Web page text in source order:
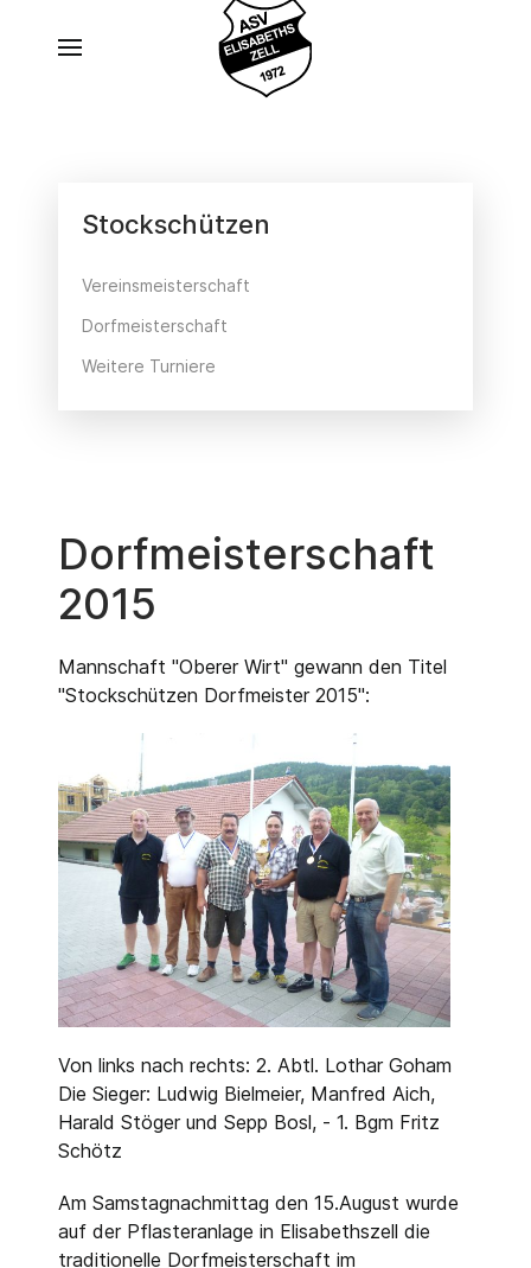
Stockschützen
Vereinsmeisterschaft
Dorfmeisterschaft
Weitere Turniere
Dorfmeisterschaft
2015
Mannschaft "Oberer Wirt" gewann den Titel
"Stockschützen Dorfmeister 2015":
Von links nach rechts: 2. Abtl. Lothar Goham
Die Sieger: Ludwig Bielmeier, Manfred Aich,
Harald Stöger und Sepp Bosl, - 1. Bgm Fritz
Schötz
Am Samstagnachmittag den 15.August wurde
auf der Pflasteranlage in Elisabethszell die
traditionelle Dorfmeisterschaft im